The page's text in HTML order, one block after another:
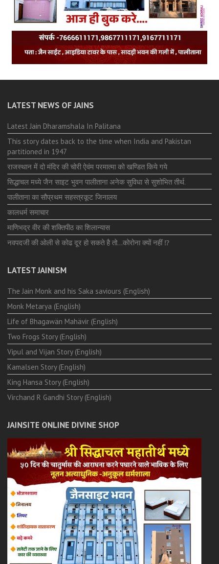
LATEST NEWS OF JAINS
Latest Jain Dharamshala In Palitana
This story dates back to the time when India and Pakistan
partitioned in 1947
राजस्थान में दो मंदिर की चोरी ऐवंम परमात्मा को खण्डित किये गये
सिद्धाचल मध्ये जैन साइट भुवन पालीताना अनेक सुविधा से सुशोभित तीर्थ.
पालीताना का सौप्रथम सहस्त्रकूट जिनालय
कालधर्म समाचार
माणिभद्र वीर की शक्तिपीठ का शिलान्यास
नवपदजी की ओली से कोढ दूर हो सकते है तो…कोरोना क्यों नहीं ⁉️
LATEST JAINISM
The Jain Monk and his Saka saviours (English)
Monk Metarya (English)
Life of Bhagawän Mahävir (English)
Two Frogs Story (English)
Vipul and Vijan Story (English)
Kamalsen Story (English)
King Hansa Story (English)
Virchand R Gandhi Story (English)
JAINSITE ONLINE DIVINE SHOP